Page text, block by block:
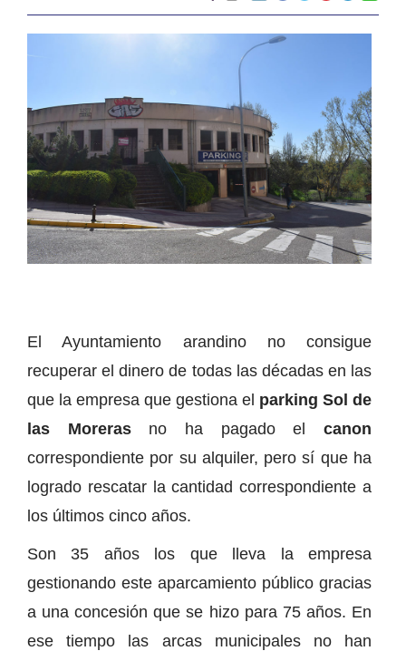
El Ayuntamiento arandino no consigue
recuperar el dinero de todas las décadas en las
que la empresa que gestiona el parking Sol de
las Morerasno ha pagado el canon
correspondiente por su alquiler, pero sí que ha
logrado rescatar la cantidad correspondiente a
los últimos cinco años.
Son 35 años los que lleva la empresa
gestionando este aparcamiento público gracias
a una concesión que se hizo para 75 años. En
ese tiempo las arcas municipales no han